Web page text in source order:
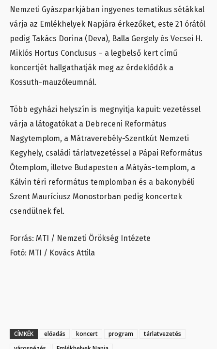
Nemzeti Gyászparkjában ingyenes tematikus sétákkal
várja az Emlékhelyek Napjára érkezőket, este 21 órától
pedig Takács Dorina (Deva), Balla Gergely és Vecsei H.
Miklós Hortus Conclusus – a legbelső kert című
koncertjét hallgathatják meg az érdeklődők a
Kossuth-mauzóleumnál.
Több egyházi helyszín is megnyitja kapuit: vezetéssel
várja a látogatókat a Debreceni Református
Nagytemplom, a Mátraverebély-Szentkút Nemzeti
Kegyhely, családi tárlatvezetéssel a Pápai Református
Ótemplom, illetve Budapesten a Mátyás-templom, a
Kálvin téri református templomban és a bakonybéli
Szent Mauríciusz Monostorban pedig koncertek
csendülnek fel.
Forrás: MTI / Nemzeti Örökség Intézete
Fotó: MTI / Kovács Attila
CÍMKÉK előadás koncert program
tárlatvezetés